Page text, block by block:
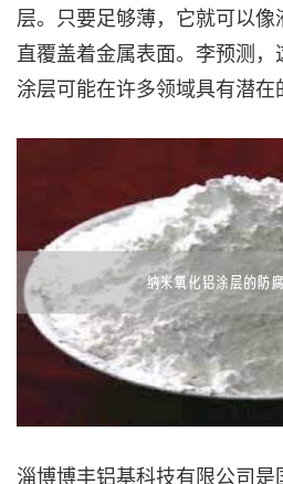
层。只要足够薄，它就可以
直覆盖着金属表面。李预测
涂层可能在许多领域具有潜在
淄博博丰铝基科技有限公司